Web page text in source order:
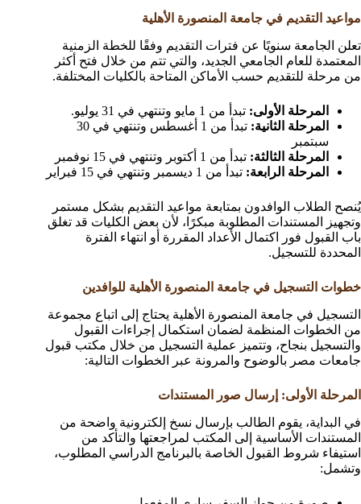
مواعيد التقديم في جامعة المنصورة الأهلية
تعلن الجامعة سنويًا عن فترات التقديم وفقًا للخطة الزمنية
المعتمدة للعام الجامعي الجديد، والتي تتم من خلال فتح أكثر
من مرحلة للتقديم حسب الأماكن المتاحة بالكليات المختلفة.
المرحلة الأولى: تبدأ من 1 مايو وتنتهي في 31 يوليو.
المرحلة الثانية:
تبدأ من 1 أغسطس وتنتهي في 30
سبتمبر
المرحلة الثالثة: تبدأ من 1 أكتوبر وتنتهي في 15 نوفمبر
المرحلة الرابعة: تبدأ من 1 ديسمبر وتنتهي في 15 فبراير
يُنصح الطلاب الوافدون بمتابعة مواعيد التقديم بشكل مستمر
وتجهيز المستندات المطلوبة مبكرًا، لأن بعض الكليات قد تغلق
باب القبول فور اكتمال الأعداد المقررة أو انتهاء الفترة
المحددة للتسجيل.
خطوات التسجيل في جامعة المنصورة الأهلية للوافدين
التسجيل في جامعة المنصورة الأهلية يحتاج إلى اتباع مجموعة
من الخطوات المنظمة لضمان استكمال إجراءات القبول
والتسجيل بنجاح، وتتميز عملية التسجيل من خلال مكتب قبول
جامعات مصر بالوضوح والمرونة عبر الخطوات التالية:
المرحلة الأولى: إرسال صور المستندات
في البداية، يقوم الطالب بإرسال نسخ إلكترونية واضحة من
المستندات الأساسية إلى المكتب لمراجعتها والتأكد من
استيفاء شروط القبول الخاصة بالبرنامج الدراسي المطلوب،
وتشمل: